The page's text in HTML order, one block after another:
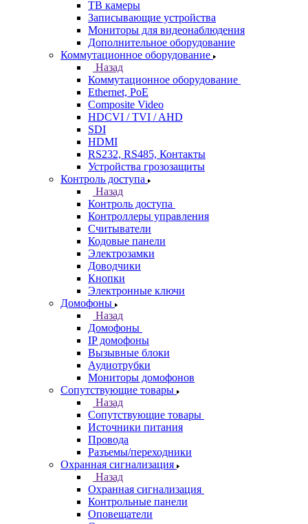
ТВ камеры
Записывающие устройства
Мониторы для видеонаблюдения
Дополнительное оборудование
Коммутационное оборудование
Назад
Коммутационное оборудование
Ethernet, PoE
Composite Video
HDCVI / TVI / AHD
SDI
HDMI
RS232, RS485, Контакты
Устройства грозозащиты
Контроль доступа
Назад
Контроль доступа
Контроллеры управления
Считыватели
Кодовые панели
Электрозамки
Доводчики
Кнопки
Электронные ключи
Домофоны
Назад
Домофоны
IP домофоны
Вызывные блоки
Аудиотрубки
Мониторы домофонов
Сопутствующие товары
Назад
Сопутствующие товары
Источники питания
Провода
Разъемы/переходники
Охранная сигнализация
Назад
Охранная сигнализация
Контрольные панели
Оповещатели